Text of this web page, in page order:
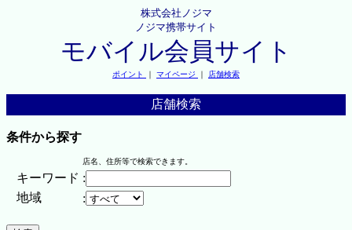
株式会社ノジマ
ノジマ携帯サイト
モバイル会員サイト
ポイント ｜ マイページ ｜ 店舗検索
店舗検索
条件から探す
店名、住所等で検索できます。
キーワード :
地域
: